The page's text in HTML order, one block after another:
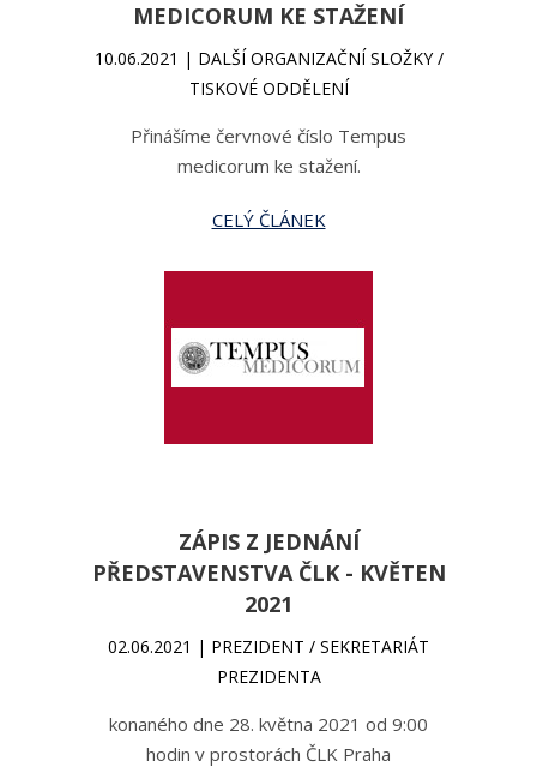
MEDICORUM KE STAŽENÍ
10.06.2021 | DALŠÍ ORGANIZAČNÍ SLOŽKY /
TISKOVÉ ODDĚLENÍ
Přinášíme červnové číslo Tempus
medicorum ke stažení.
CELÝ ČLÁNEK
ZÁPIS Z JEDNÁNÍ
PŘEDSTAVENSTVA ČLK - KVĚTEN
2021
02.06.2021 | PREZIDENT / SEKRETARIÁT
PREZIDENTA
konaného dne 28. května 2021 od 9:00
hodin v prostorách ČLK Praha